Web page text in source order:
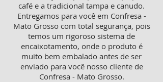
café e a tradicional tampa e canudo.
Entregamos para você em Confresa -
Mato Grosso com total segurança, pois
temos um rigoroso sistema de
encaixotamento, onde o produto é
muito bem embalado antes de ser
enviado para você nosso cliente de
Confresa - Mato Grosso.